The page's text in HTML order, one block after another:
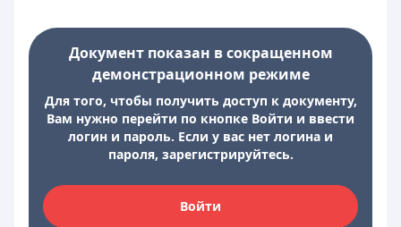
Документ показан в сокращенном
демонстрационном режиме
Для того, чтобы получить доступ к документу,
Вам нужно перейти по кнопке Войти и ввести
логин и пароль. Если у вас нет логина и
пароля, зарегистрируйтесь.
Войти